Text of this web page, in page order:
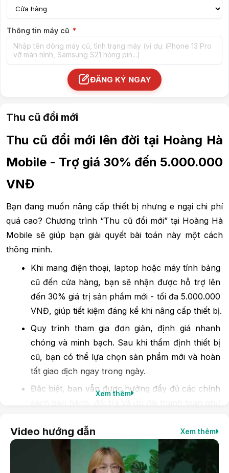
Thông tin máy cũ *
ĐĂNG KÝ NGAY
Thu cũ đổi mới
Thu cũ đổi mới lên đời tại Hoàng Hà
Mobile - Trợ giá 30% đến 5.000.000
VNĐ
Bạn đang muốn nâng cấp thiết bị nhưng e ngại chi phí
quá cao? Chương trình “Thu cũ đổi mới” tại Hoàng Hà
Mobile sẽ giúp bạn giải quyết bài toán này một cách
thông minh.
Khi mang điện thoại, laptop hoặc máy tính bảng
cũ đến cửa hàng, bạn sẽ nhận được hỗ trợ lên
đến 30% giá trị sản phẩm mới - tối đa 5.000.000
VNĐ, giúp tiết kiệm đáng kể khi nâng cấp thiết bị.
Quy trình tham gia đơn giản, định giá nhanh
chóng và minh bạch. Sau khi thẩm định thiết bị
cũ, bạn có thể lựa chọn sản phẩm mới và hoàn
tất giao dịch ngay trong ngày.
Đặc biệt, bạn vẫn được hưởng đầy đủ các chính
Chương trình áp dụng cho cả thiết bị cũ và sản
phẩm mới dạng xách tay hoặc chính hãng.
Trong trường hợp không tìm thấy model thiết bị của
Xem thêm
Video hướng dẫn Xem thêm